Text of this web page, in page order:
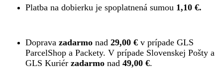
Platba na dobierku je spoplatnená sumou 1,10 €.
Doprava zadarmo nad 29,00 € v prípade GLS
ParcelShop a Packety. V prípade Slovenskej Pošty a
GLS Kuriér zadarmo nad 49,00 €.